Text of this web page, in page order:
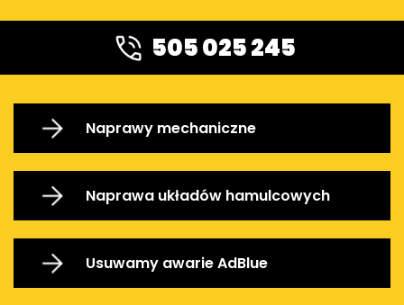
505 025 245
Naprawy mechaniczne
Naprawa układów hamulcowych
Usuwamy awarie AdBlue